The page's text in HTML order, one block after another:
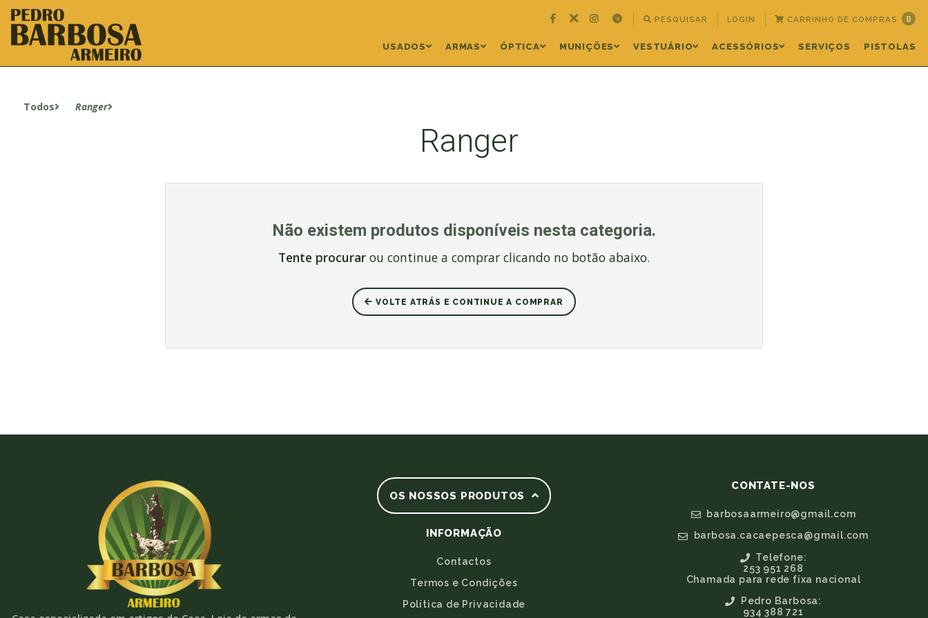
PESQUISAR LOGIN CARRINHO DE COMPRAS 0
USADOS ARMAS ÓPTICA MUNIÇÕES VESTUÁRIO ACESSÓRIOS SERVIÇOS PISTOLAS
Todos Ranger
Ranger
Não existem produtos disponíveis nesta categoria.
Tente procurar ou continue a comprar clicando no botão abaixo.
VOLTE ATRÁS E CONTINUE A COMPRAR
OS NOSSOS PRODUTOS
INFORMAÇÃO
Contactos
Termos e Condições
Política de Privacidade
CONTATE-NOS
barbosaarmeiro@gmail.com
barbosa.cacaepesca@gmail.com
Telefone:
253 951 268
Chamada para rede fixa nacional
Pedro Barbosa:
934 388 721